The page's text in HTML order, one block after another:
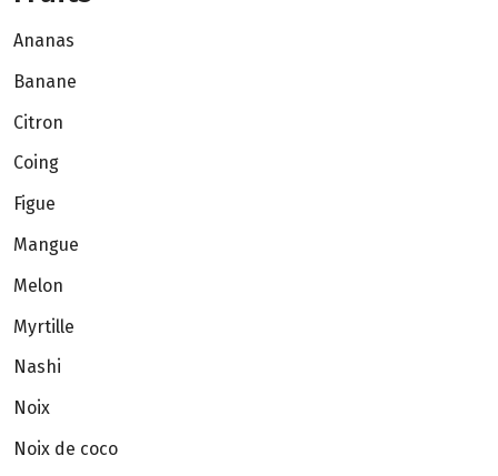
Ananas
Banane
Citron
Coing
Figue
Mangue
Melon
Myrtille
Nashi
Noix
Noix de coco